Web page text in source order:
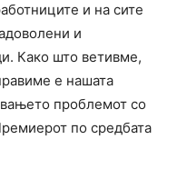
и на сите
и
Како што ветивме,
е нашата
проблемот со
по средбата